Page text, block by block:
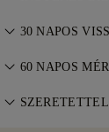
díjmentesek.
Minden
szolgáltatásán
háza elé.
30 NAPOS
Ha nem
Feltételekben.
60 NAPOS
A tökéletes